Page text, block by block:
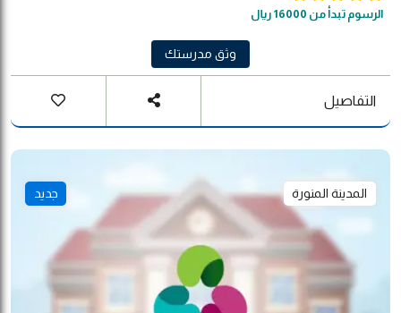
الرسوم تبدأ من 16000 ريال
وثق مدرستك
التفاصيل
المدينة المنورة جديد